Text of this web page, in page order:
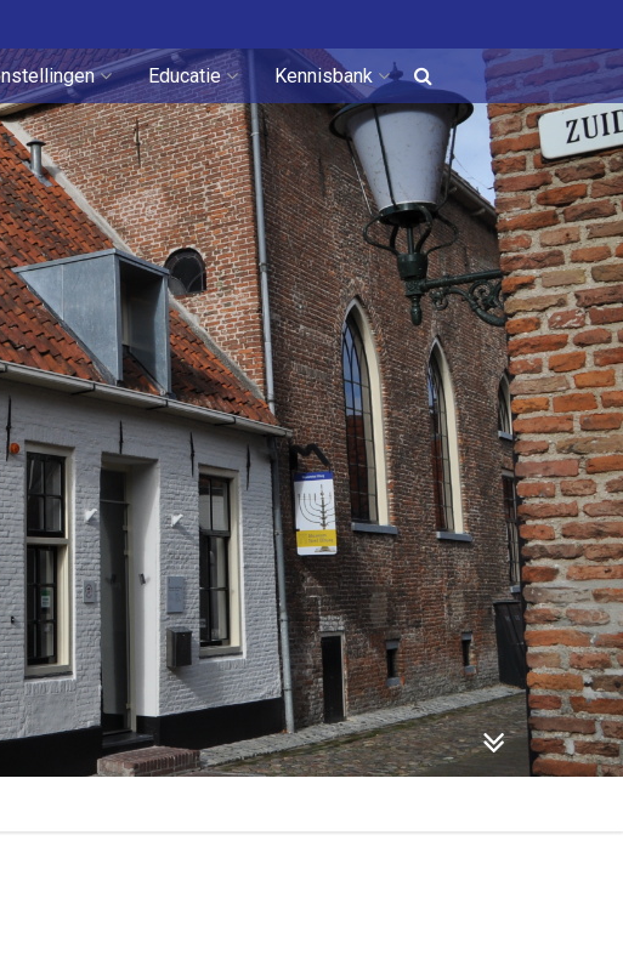
Educatie Kennisbank